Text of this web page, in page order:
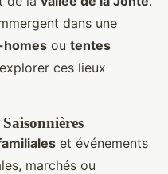
dans une
homes ou tentes
ces lieux
et événements
marchés ou